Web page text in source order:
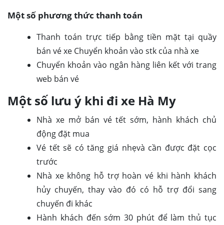
Một số phương thức thanh toán
Thanh toán trực tiếp bằng tiền mặt tại quầy
bán vé xe Chuyển khoản vào stk của nhà xe
Chuyển khoản vào ngân hàng liên kết với trang
web bán vé
Một số lưu ý khi đi xe Hà My
Nhà xe mở bán vé tết sớm, hành khách chủ
động đặt mua
Vé tết sẽ có tăng giá nhẹvà cần được đặt cọc
trước
Nhà xe không hỗ trợ hoàn vé khi hành khách
hủy chuyến, thay vào đó có hỗ trợ đổi sang
chuyến đi khác
Hành khách đến sớm 30 phút để làm thủ tục